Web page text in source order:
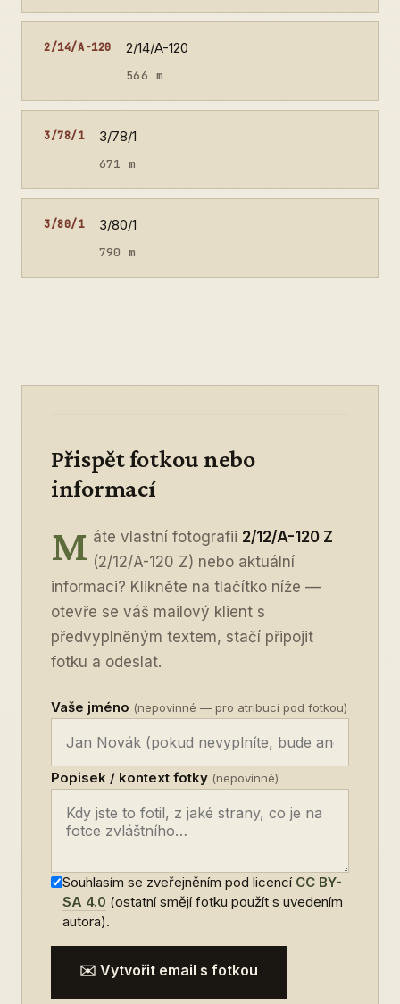
2/14/A-120 2/14/A-120
566 m
3/78/1 3/78/1
671 m
3/80/1 3/80/1
790 m
Přispět fotkou nebo
informací
M áte vlastní fotografii 2/12/A-120 Z
(2/12/A-120 Z) nebo aktuální
informaci? Klikněte na tlačítko níže —
otevře se váš mailový klient s
předvyplněným textem, stačí připojit
fotku a odeslat.
Vaše jméno (nepovinné — pro atribuci pod fotkou)
Popisek / kontext fotky (nepovinné)
Souhlasím se zveřejněním pod licencí CC BY-
SA 4.0 (ostatní smějí fotku použít s uvedením
autora).
✉️ Vytvořit email s fotkou